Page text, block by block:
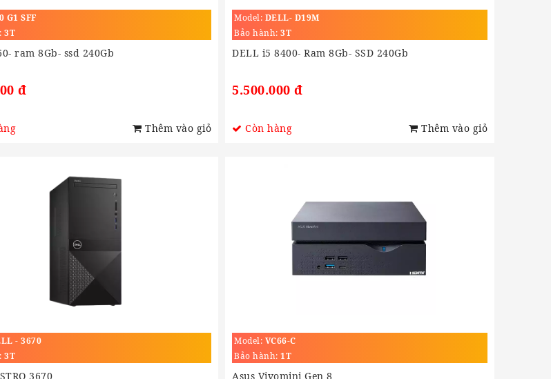
G1 SFF
3T
ram 8Gb- ssd 240Gb
đ
Thêm vào giỏ
Model: DELL- D19M
Bảo hành: 3T
DELL i5 8400- Ram 8Gb- SSD 240Gb
5.500.000 đ
Còn hàng Thêm vào giỏ
- 3670
3T
3670
Model: VC66-C
Bảo hành: 1T
Asus Vivomini Gen 8